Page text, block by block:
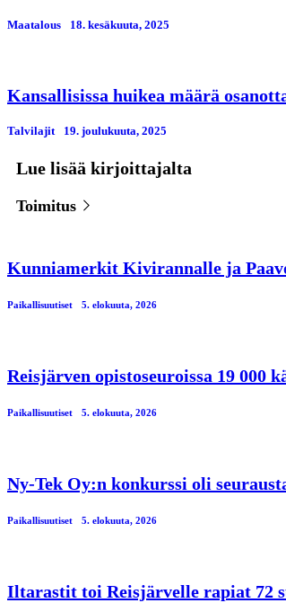
Maatalous 18. kesäkuuta, 2025
Kansallisissa huikea määrä
Talvilajit 19. јoulukuuta, 2025
Lue lisää kirjoittajalta
Toimitus
Kunniamerkit Kivirannalle ja
Paikallisuutiset 5. elokuuta, 2026
Reisjärven opistoseuroissa 19 000
Paikallisuutiset 5. elokuuta, 2026
Ny-Tek Oy:n konkurssi oli
Paikallisuutiset 5. elokuuta, 2026
Iltarastit toi Reisjärvelle rapiat 72